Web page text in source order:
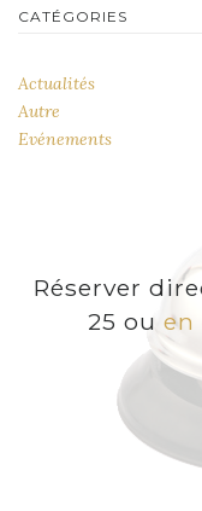
CATÉGORIES
Actualités
Autre
Evénements
Réserver
25 ou en